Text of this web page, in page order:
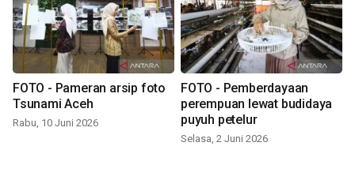
FOTO - Pameran arsip foto
Tsunami Aceh
Rabu, 10 Juni 2026
FOTO - Pemberdayaan
perempuan lewat budidaya
puyuh petelur
Selasa, 2 Juni 2026